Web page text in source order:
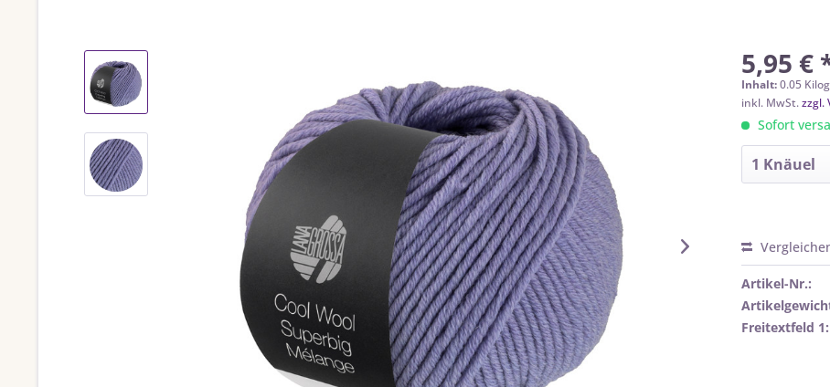
5,95 €
Inhalt:0.05
inkl. MwSt.zzgl.
Sofort
Artikel-Nr.:
Freitextfeld 1: